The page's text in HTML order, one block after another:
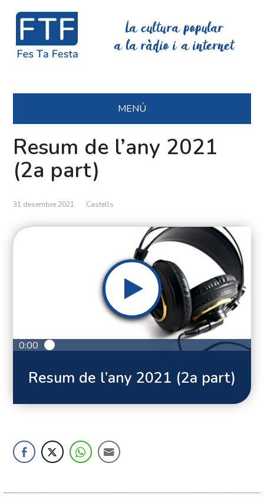
La cultura popular
a la ràdio i a internet
MENÚ
Resum de l’any 2021
(2a part)
31 desembre 2021 Castells
0:00
Resum de l’any 2021 (2a part)